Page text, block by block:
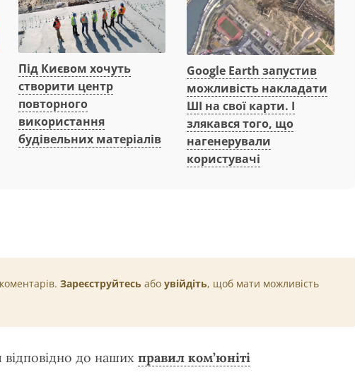
Під Києвом хочуть
створити центр
повторного
використання
будівельних матеріалів
Google Earth запустив
можливість накладати
ШІ на свої карти. І
злякався того, що
нагенерували
користувачі
Зареєструйтесь або увійдіть, щоб мати можливість
до наших правил ком’юніті